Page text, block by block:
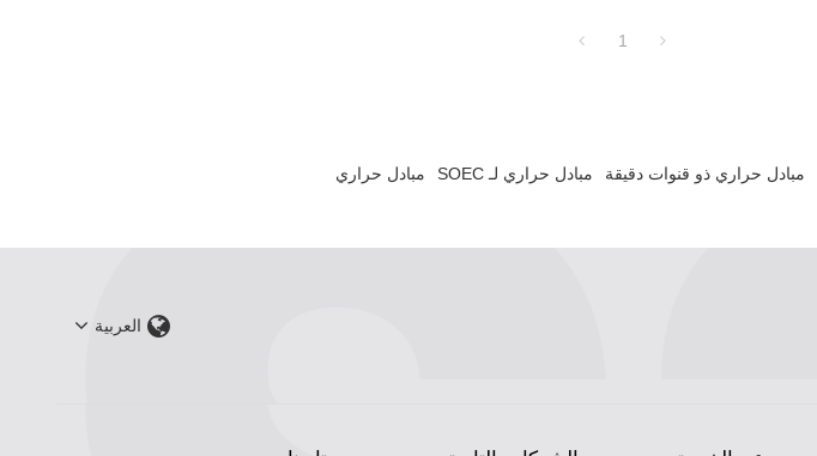
1
مبادل حراري ذو قنوات دقيقة مبادل حراري لـ SOEC مبادل حراري
العربية